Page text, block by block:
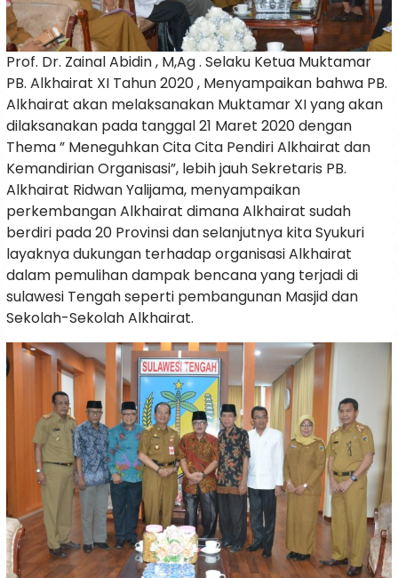
Prof. Dr. Zainal Abidin , M,Ag . Selaku Ketua Muktamar
PB. Alkhairat XI Tahun 2020 , Menyampaikan bahwa PB.
Alkhairat akan melaksanakan Muktamar XI yang akan
dilaksanakan pada tanggal 21 Maret 2020 dengan
Thema ” Meneguhkan Cita Cita Pendiri Alkhairat dan
Kemandirian Organisasi”, lebih jauh Sekretaris PB.
Alkhairat Ridwan Yalijama, menyampaikan
perkembangan Alkhairat dimana Alkhairat sudah
berdiri pada 20 Provinsi dan selanjutnya kita Syukuri
layaknya dukungan terhadap organisasi Alkhairat
dalam pemulihan dampak bencana yang terjadi di
sulawesi Tengah seperti pembangunan Masjid dan
Sekolah-Sekolah Alkhairat.